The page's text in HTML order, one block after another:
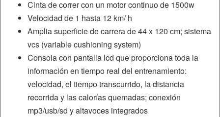
Cinta de correr con un motor continuo de 1500w
Velocidad de 1 hasta 12 km/ h
Amplia superficie de carrera de 44 x 120 cm; sistema
vcs (variable cushioning system)
Consola con pantalla lcd que proporciona toda la
información en tiempo real del entrenamiento:
velocidad, el tiempo transcurrido, la distancia
recorrida y las calorías quemadas; conexión
mp3/usb/sd y altavoces integrados